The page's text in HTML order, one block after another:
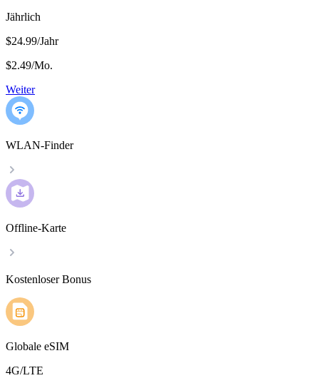
Jährlich
$24.99/Jahr
$2.49/Mo.
Weiter
WLAN-Finder
Offline-Karte
Kostenloser Bonus
Globale eSIM
4G/LTE